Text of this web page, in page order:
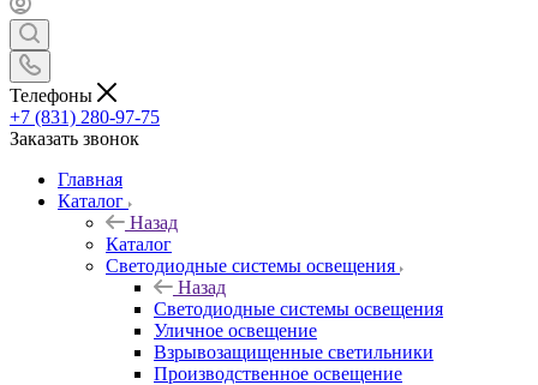
Телефоны
+7 (831) 280-97-75
Заказать звонок
Главная
Каталог
Назад
Каталог
Светодиодные системы освещения
Назад
Светодиодные системы освещения
Уличное освещение
Взрывозащищенные светильники
Производственное освещение